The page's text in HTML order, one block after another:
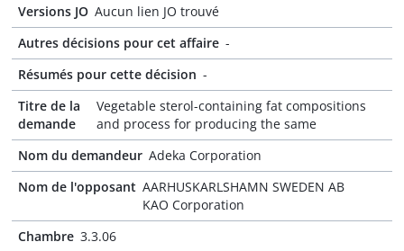
Versions JO Aucun lien JO trouvé
Autres décisions pour cet affaire -
Résumés pour cette décision -
Titre de la
demande
Vegetable sterol-containing fat compositions
and process for producing the same
Nom du demandeur Adeka Corporation
Nom de l'opposant AARHUSKARLSHAMN SWEDEN AB
KAO Corporation
Chambre 3.3.06